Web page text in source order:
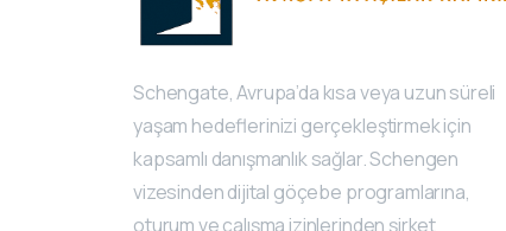
Schengate, Avrupa’da kısa veya uzun süreli
yaşam hedeflerinizi gerçekleştirmek için
kapsamlı danışmanlık sağlar. Schengen
vizesinden dijital göçebe programlarına,
oturum ve çalışma izinlerinden şirket